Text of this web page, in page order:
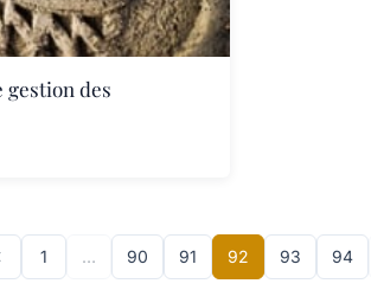
gestion des
1 … 90 91 92 93 94